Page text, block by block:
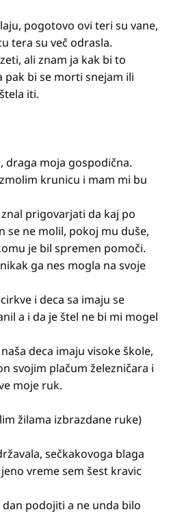
pogotovo ovi teri su vane,
tera su več odrasla.
ali znam ja kak bi to
pak bi se morti snejam ili
iti.
draga moja gospodična.
krunicu i mam mi bu
prigovarjati da kaj po
se ne molil, pokoj mu duše,
je bil spremen pomoči.
ga nes mogla na svoje
i deca sa imaju se
a i da je štel ne bi mi mogel
deca imaju visoke škole,
svojim plačum železničara i
moje ruk.
žilama izbrazdane ruke)
sečkakovoga blaga
vreme sem šest kravic
podojiti a ne unda bilo